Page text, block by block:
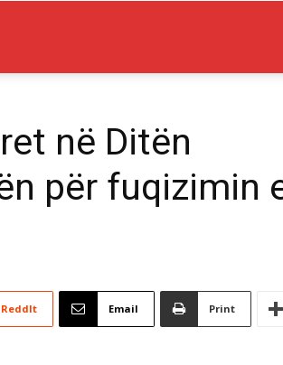
në Ditën
për fuqizimin
ReddIt Email Print